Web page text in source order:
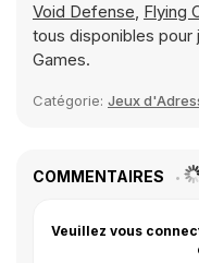
Void Defense, Flying
tous disponibles pour
Games.
Catégorie: Jeux
COMMENTAIRES
Veuillez vous